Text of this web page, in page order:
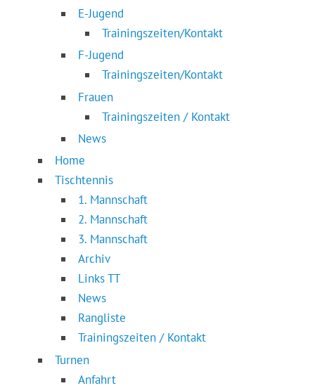
E-Jugend
Trainingszeiten/Kontakt
F-Jugend
Trainingszeiten/Kontakt
Frauen
Trainingszeiten / Kontakt
News
Home
Tischtennis
1. Mannschaft
2. Mannschaft
3. Mannschaft
Archiv
Links TT
News
Rangliste
Trainingszeiten / Kontakt
Turnen
Anfahrt